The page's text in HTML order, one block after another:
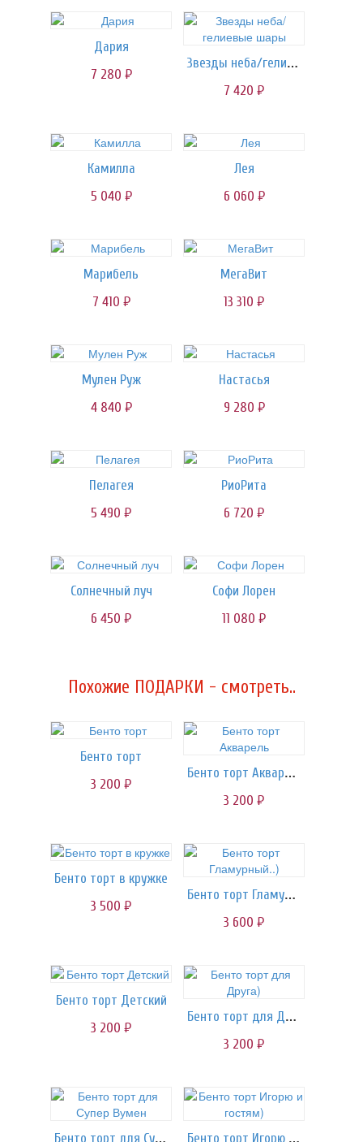
Дария
7 280 руб.
Звезды неба/гелиевые шары
7 420 руб.
Камилла
5 040 руб.
Лея
6 060 руб.
Марибель
7 410 руб.
МегаВит
13 310 руб.
Мулен Руж
4 840 руб.
Настасья
9 280 руб.
Пелагея
5 490 руб.
РиоРита
6 720 руб.
Солнечный луч
6 450 руб.
Софи Лорен
11 080 руб.
Похожие ПОДАРКИ - смотреть..
Бенто торт
3 200 руб.
Бенто торт Акварель
3 200 руб.
Бенто торт в кружке
3 500 руб.
Бенто торт Гламурный..)
3 600 руб.
Бенто торт Детский
3 200 руб.
Бенто торт для Друга)
3 200 руб.
Бенто торт для Супер Вумен Бенто торт Игорю и гостям)